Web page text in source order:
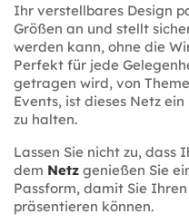
Ihr verstellbares Design
Größen an und stellt
werden kann, ohne die
Perfekt für jede
getragen wird, von
Events, ist dieses Netz
zu halten.
Lassen Sie nicht zu, dass
dem Netz genießen Sie
Passform, damit Sie
präsentieren können.